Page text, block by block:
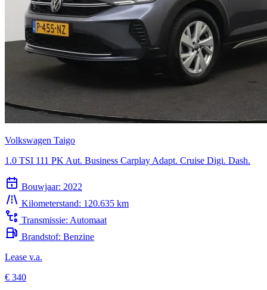
Volkswagen Taigo
1.0 TSI 111 PK Aut. Business Carplay Adapt. Cruise Digi. Dash.
Bouwjaar: 2022
Kilometerstand: 120.635 km
Transmissie: Automaat
Brandstof: Benzine
Lease v.a.
€ 340